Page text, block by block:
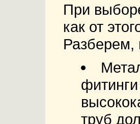
При
как от
Разберем,
труб